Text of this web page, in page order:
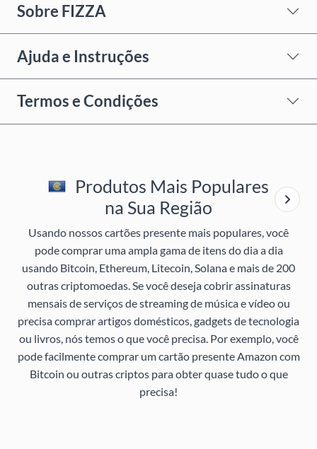
Sobre FIZZA
Ajuda e Instruções
Termos e Condições
Produtos Mais Populares
na Sua Região
Usando nossos cartões presente mais populares, você
pode comprar uma ampla gama de itens do dia a dia
usando Bitcoin, Ethereum, Litecoin, Solana e mais de 200
outras criptomoedas. Se você deseja cobrir assinaturas
mensais de serviços de streaming de música e vídeo ou
precisa comprar artigos domésticos, gadgets de tecnologia
ou livros, nós temos o que você precisa. Por exemplo, você
pode facilmente comprar um cartão presente Amazon com
Bitcoin ou outras criptos para obter quase tudo o que
precisa!